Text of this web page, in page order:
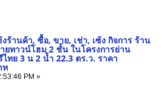
งร้านค้า, ซื้อ, ขาย, เช่า, เซ้ง กิจการ ร้าน
ยทาวน์โฮม 2 ชั้น ในโครงการย่าน
ไทย 3 น 2 น้ำ 22.3 ตร.ว. ราคา
ท
PM »